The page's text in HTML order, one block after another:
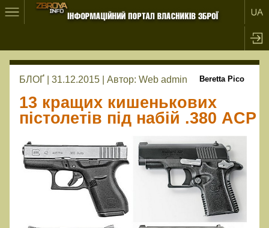
БЛОҐ | 31.12.2015 | Автор: Web admin
13 кращих кишенькових
пістолетів під набій .380 ACP
Beretta Pico